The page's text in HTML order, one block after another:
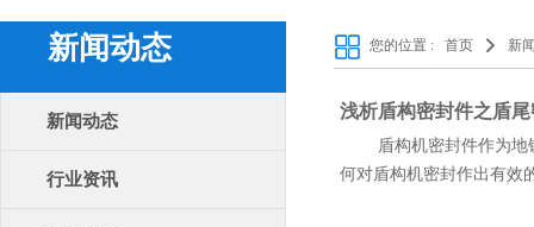
新闻动态
新闻动态
行业资讯
您的位置 : 首页 新
浅析盾构密封件之盾
盾构机密封件作为地铁
何对盾构机密封作出有效